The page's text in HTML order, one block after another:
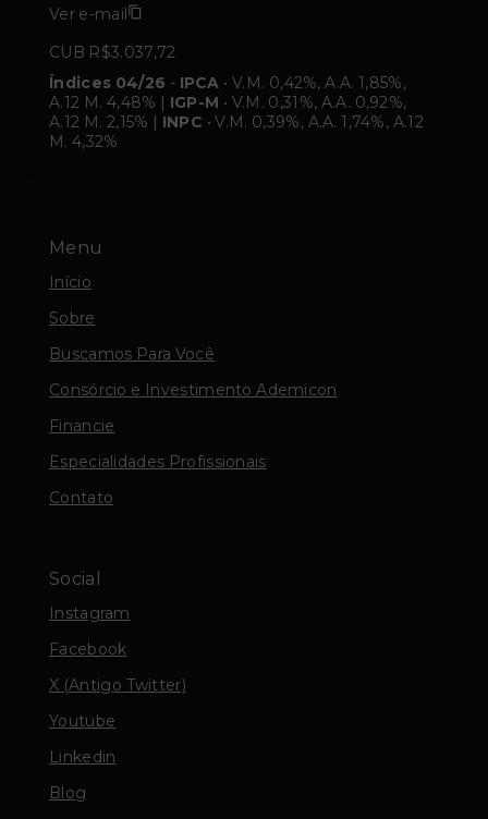
Menu
Início
Sobre
Buscamos Para Você
Consórcio e Investimento Ademicon
Financie
Especialidades Profissionais
Contato
Social
Instagram
Facebook
X (Antigo Twitter)
Youtube
Linkedin
Blog
Ver e-mail
CUB R$3.037,72
Índices 04/26 - IPCA • V.M. 0,42%, A.A. 1,85%,
A.12 M. 4,48% | IGP-M • V.M. 0,31%, A.A. 0,92%,
A.12 M. 2,15% | INPC • V.M. 0,39%, A.A. 1,74%, A.12
M. 4,32%